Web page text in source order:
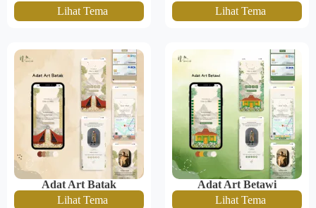
Lihat Tema
Lihat Tema
Adat Art Batak
Lihat Tema
Adat Art Betawi
Lihat Tema